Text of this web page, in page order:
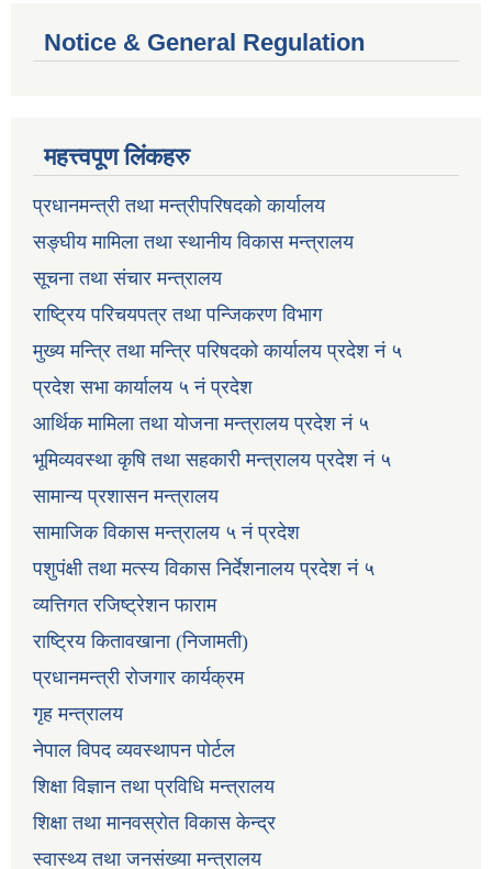
Notice & General Regulation
महत्त्वपूण लिंकहरु
प्रधानमन्त्री तथा मन्त्रीपरिषदको कार्यालय
सङ्घीय मामिला तथा स्थानीय विकास मन्त्रालय
सूचना तथा संचार मन्त्रालय
राष्ट्रिय परिचयपत्र तथा पन्जिकरण विभाग
मुख्य मन्त्रि तथा मन्त्रि परिषदको कार्यालय प्रदेश नं ५
प्रदेश सभा कार्यालय ५ नं प्रदेश
आर्थिक मामिला तथा योजना मन्त्रालय प्रदेश नं ५
भूमिव्यवस्था कृषि तथा सहकारी मन्त्रालय प्रदेश नं ५
सामान्य प्रशासन मन्त्रालय
सामाजिक विकास मन्त्रालय ५ नं प्रदेश
पशुपंक्षी तथा मत्स्य विकास निर्देशनालय प्रदेश नं ५
व्यत्तिगत रजिष्ट्रेशन फाराम
राष्ट्रिय कितावखाना (निजामती)
प्रधानमन्त्री रोजगार कार्यक्रम
गृह मन्त्रालय
नेपाल विपद व्यवस्थापन पोर्टल
शिक्षा विज्ञान तथा प्रविधि मन्त्रालय
शिक्षा तथा मानवस्रोत विकास केन्द्र
स्वास्थ्य तथा जनसंख्या मन्त्रालय